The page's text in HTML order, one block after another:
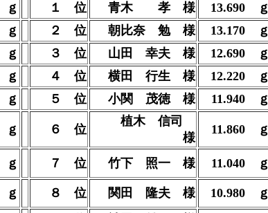
ｇ １ 位 青木 孝 様 13.690
ｇ
ｇ ２ 位 朝比奈 勉 様 13.170
ｇ
ｇ ３ 位 山田 幸夫 様 12.690
ｇ
ｇ ４ 位 横田 行生 様 12.220
ｇ
ｇ ５ 位 小関 茂徳 様 11.940 ｇ
ｇ ６ 位
植木 信司
様
11.860 ｇ
ｇ ７ 位 竹下 照一 様 11.040 ｇ
ｇ ８ 位 関田 隆夫 様 10.980
ｇ